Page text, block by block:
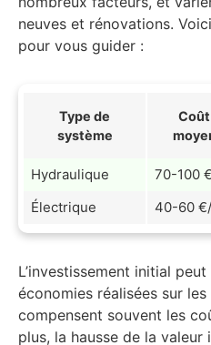
neuves et rénovations.
pour vous guider :
Type de
système
Coût
Hydraulique 70-100
Électrique
40-60
L’investissement initial
économies réalisées sur
compensent souvent les
plus, la hausse de la valeur